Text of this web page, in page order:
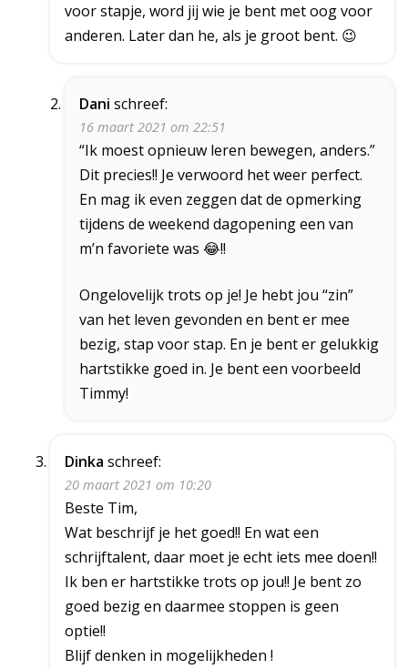
voor stapje, word jij wie je bent met oog voor
anderen. Later dan he, als je groot bent. 😉
Dani schreef:
16 maart 2021 om 22:51
“Ik moest opnieuw leren bewegen, anders.”
Dit precies!! Je verwoord het weer perfect.
En mag ik even zeggen dat de opmerking
tijdens de weekend dagopening een van
m’n favoriete was 😂!!
Ongelovelijk trots op je! Je hebt jou “zin”
van het leven gevonden en bent er mee
bezig, stap voor stap. En je bent er gelukkig
hartstikke goed in. Je bent een voorbeeld
Timmy!
Dinka schreef:
20 maart 2021 om 10:20
Beste Tim,
Wat beschrijf je het goed!! En wat een
schrijftalent, daar moet je echt iets mee doen!!
Ik ben er hartstikke trots op jou!! Je bent zo
goed bezig en daarmee stoppen is geen
optie!!
Blijf denken in mogelijkheden !